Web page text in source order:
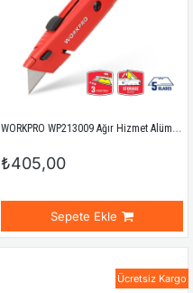
WORKPRO WP213009 Ağır Hizmet Alüminyum Gövde Geri Çekilebilir Rötuş Maket Bıçağı + 5 Adet Yedek Bıçak
₺405,00
Sepete Ekle
Ücretsiz Kargo